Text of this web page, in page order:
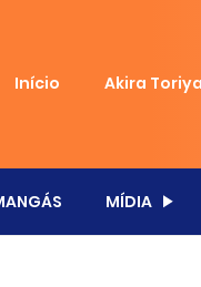
Início Akira
MÍDIA